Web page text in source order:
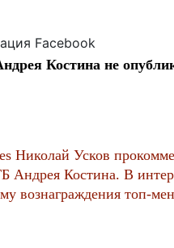
Facebook
Костина не
Николай Усков
Андрея Костина. В
вознаграждения топ-